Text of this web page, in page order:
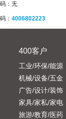
：无
： 4006802223
400客户
工业/环保/能源
机械/设备/五金
广告/设计/装饰
家具/家私/家电
旅游/教育/医药